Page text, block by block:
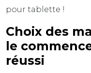
pour tablette !
Choix des
le
réussi